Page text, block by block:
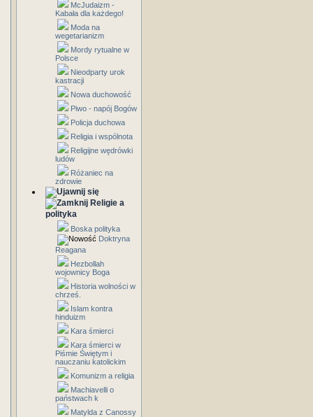
McJudaizm -
Kabała dla każdego!
Moda na
wegetarianizm
Mordy rytualne w
Polsce
Nieodparty urok
kastracji
Nowa duchowość
Piwo - napój Bogów
Policja duchowa
Religia i wspólnota
Religijne wędrówki
ludów
Różaniec na
zdrowie
Religie a
polityka
Boska polityka
Doktryna
Reagana
Hezbollah
wojownicy Boga
Historia wolności w
chrześ.
Islam kontra
hinduizm
Kara śmierci
Kara śmierci w
Piśmie Świętym i
nauczaniu katolickim
Komunizm a religia
Machiavelli o
państwach k
Matylda z Canossy